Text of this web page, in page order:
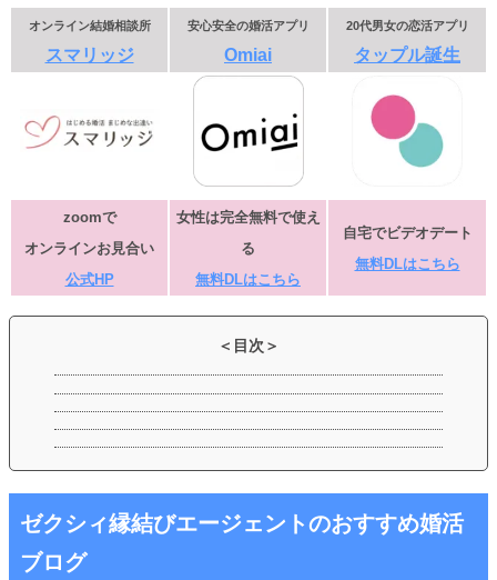
オンライン結婚相談所
スマリッジ
安心安全の婚活アプリ
Omiai
20代男女の恋活アプリ
タップル誕生
zoomで
オンラインお見合い
公式HP
女性は完全無料で使え
る
無料DLはこちら
自宅でビデオデート
無料DLはこちら
ゼクシィ縁結びエージェントのおすすめ婚活
ブログ